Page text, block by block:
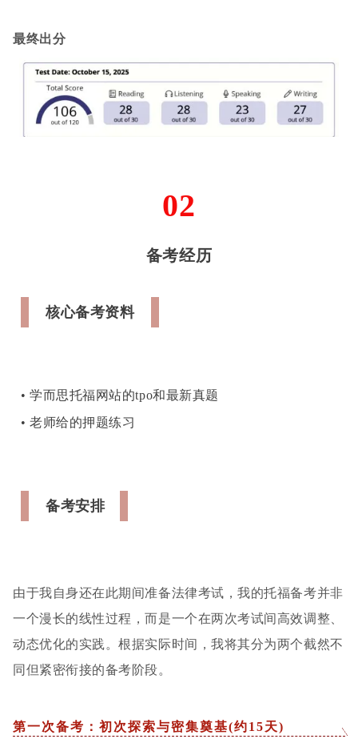
最终出分
02
备考经历
核心备考资料
• 学而思托福网站的tpo和最新真题
•老师给的押题练习
备考安排
由于我自身还在此期间准备法律考试，我的托福备考并非
一个漫长的线性过程，而是一个在两次考试间高效调整、
动态优化的实践。根据实际时间，我将其分为两个截然不
同但紧密衔接的备考阶段。
第一次备考：初次探索与密集奠基(约15天)